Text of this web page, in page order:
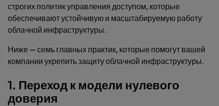
строгих политик управления доступом, которые
обеспечивают устойчивую и масштабируемую работу
облачной инфраструктуры.
Ниже — семь главных практик, которые помогут вашей
компании укрепить защиту облачной инфраструктуры.
1. Переход к модели нулевого
доверия